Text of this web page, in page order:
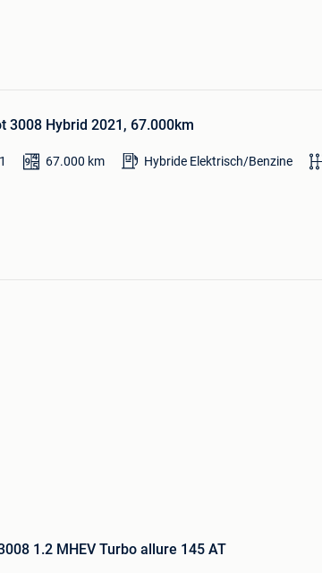
3008 Hybrid 2021, 67.000km
67.000 km Hybride Elektrisch/Benzine
1.2 MHEV Turbo allure 145 AT